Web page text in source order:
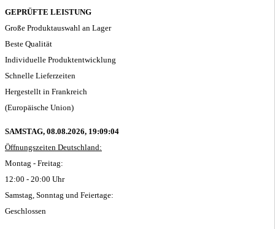
GEPRÜFTE LEISTUNG
Große Produktauswahl an Lager
Beste Qualität
Individuelle Produktentwicklung
Schnelle Lieferzeiten
Hergestellt in Frankreich
(Europäische Union)
SAMSTAG, 08.08.2026, 19:09:04
Öffnungszeiten Deutschland:
Montag - Freitag:
12:00 - 20:00 Uhr
Samstag, Sonntag und Feiertage:
Geschlossen